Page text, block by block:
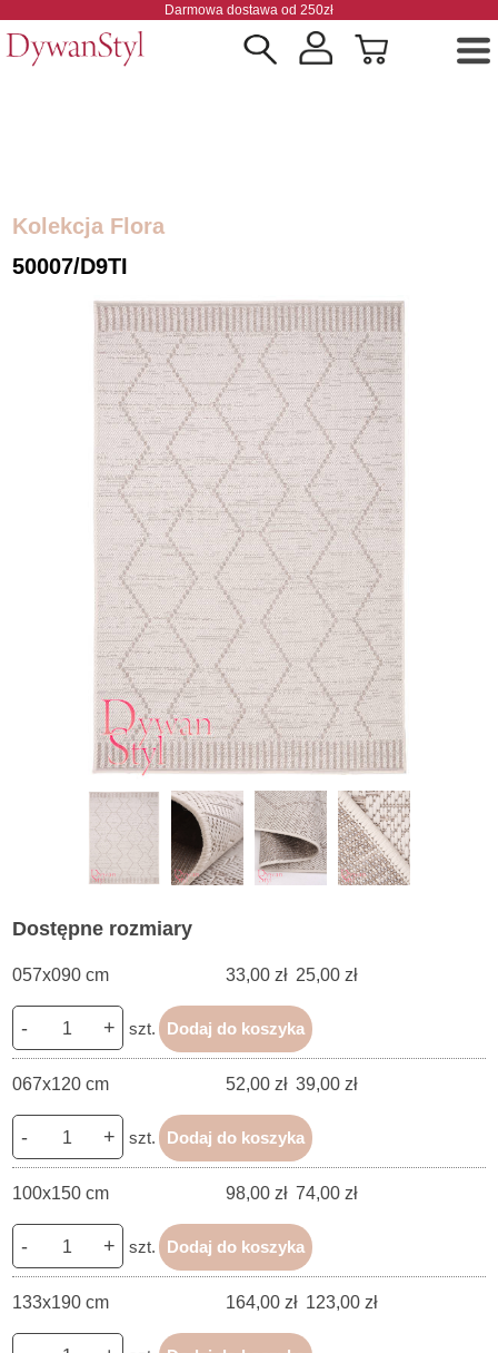
Darmowa dostawa od 250zł
Kolekcja Flora
50007/D9TI
Dostępne rozmiary
057x090 cm 33,00 zł 25,00 zł
- + szt. Dodaj do koszyka
067x120 cm 52,00 zł 39,00 zł
- + szt. Dodaj do koszyka
100x150 cm 98,00 zł 74,00 zł
- + szt. Dodaj do koszyka
133x190 cm 164,00 zł 123,00 zł